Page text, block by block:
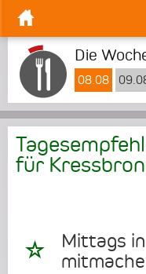
Die
08.08
für
Mittags